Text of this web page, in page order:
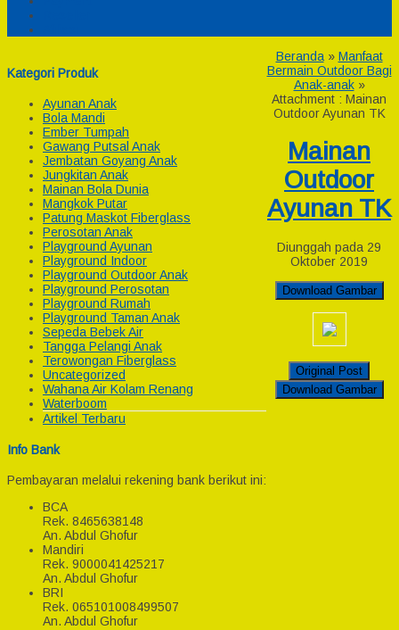
Kategori Produk
Ayunan Anak
Bola Mandi
Ember Tumpah
Gawang Putsal Anak
Jembatan Goyang Anak
Jungkitan Anak
Mainan Bola Dunia
Mangkok Putar
Patung Maskot Fiberglass
Perosotan Anak
Playground Ayunan
Playground Indoor
Playground Outdoor Anak
Playground Perosotan
Playground Rumah
Playground Taman Anak
Sepeda Bebek Air
Tangga Pelangi Anak
Terowongan Fiberglass
Uncategorized
Wahana Air Kolam Renang
Waterboom
Artikel Terbaru
Info Bank
Pembayaran melalui rekening bank berikut ini:
BCA
Rek. 8465638148
An. Abdul Ghofur
Mandiri
Rek. 9000041425217
An. Abdul Ghofur
BRI
Rek. 065101008499507
An. Abdul Ghofur
Beranda» Manfaat
Bermain Outdoor Bagi
Anak-anak»
Attachment : Mainan
Outdoor Ayunan TK
Mainan
Outdoor
Ayunan TK
Diunggah pada 29
Oktober 2019
Download Gambar
Original Post
Download Gambar